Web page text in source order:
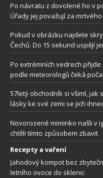
Po návratu z dovolené ho v
Úřady jej považují za mrtvého
Pokud v obrázku najdete
Čechů. Do 15 sekund uspějí
Po extrémních vedrech
podle meteorologů čeká
57letý obchodník si všiml, jak
lásky ke své zemi se jich
Novorozené miminko našli v
chtěli tímto způsobem zbavit
Recepty a vaření
Jahodový kompot bez
letního ovoce do sklenic